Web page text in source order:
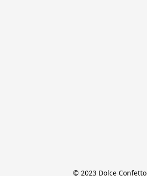
© 2023 Dolce Confetto